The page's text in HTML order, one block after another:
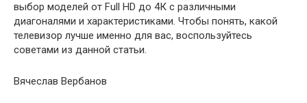
выбор моделей от Full HD до 4К с различными
диагоналями и характеристиками. Чтобы понять, какой
телевизор лучше именно для вас, воспользуйтесь
советами из данной статьи.
Вячеслав Вербанов